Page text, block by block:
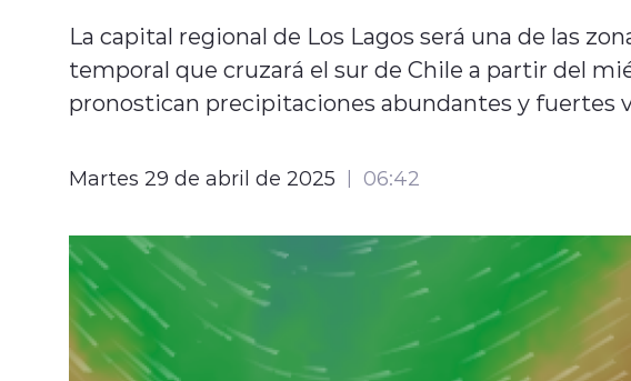
La capital regional de Los Lagos será una de las
temporal que cruzará el sur de Chile a partir del
pronostican precipitaciones abundantes y fuertes
Martes 29 de abril de 2025 06:42